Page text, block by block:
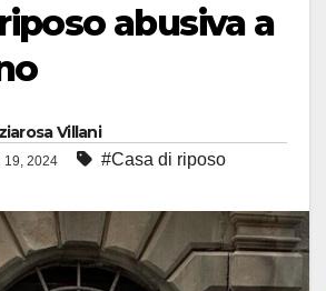
abusiva a
Villani
19, 2024 #Casa di riposo